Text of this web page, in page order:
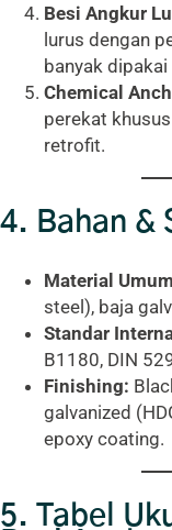
Besi Angkur
lurus dengan
banyak
Chemical
perekat
retrofit.
4. Bahan &
Material
steel), baja
Standar
B1180, DIN
Finishing:
galvanized
epoxy coating.
5. Tabel